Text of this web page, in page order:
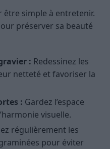
être simple à entretenir.
préserver sa beauté
: Redessinez les
netteté et favoriser la
: Gardez l’espace
visuelle.
régulièrement les
pour éviter